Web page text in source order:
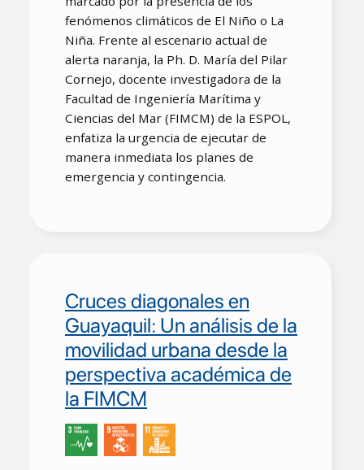
fenómenos climáticos de El Niño o La
Niña. Frente al escenario actual de
alerta naranja, la Ph. D. María del Pilar
Cornejo, docente investigadora de la
Facultad de Ingeniería Marítima y
Ciencias del Mar (FIMCM) de la ESPOL,
enfatiza la urgencia de ejecutar de
manera inmediata los planes de
emergencia y contingencia.
Cruces diagonales en
Guayaquil: Un análisis de la
movilidad urbana desde la
perspectiva académica de
la FIMCM